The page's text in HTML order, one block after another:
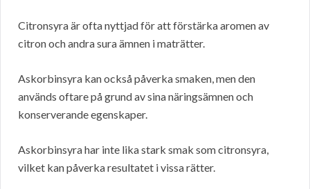
Citronsyra är ofta nyttjad för att förstärka aromen av
citron och andra sura ämnen i maträtter.
Askorbinsyra kan också påverka smaken, men den
används oftare på grund av sina näringsämnen och
konserverande egenskaper.
Askorbinsyra har inte lika stark smak som citronsyra,
vilket kan påverka resultatet i vissa rätter.